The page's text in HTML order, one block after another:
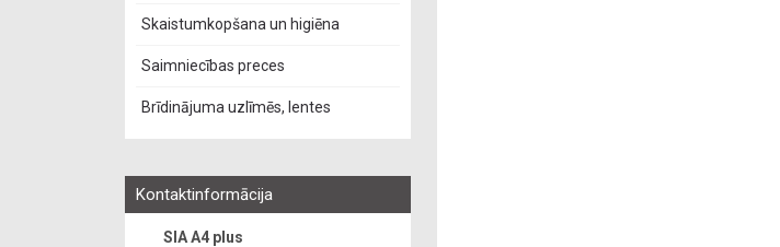
Skaistumkopšana un higiēna
Saimniecības preces
Brīdinājuma uzlīmēs, lentes
Kontaktinformācija
SIA A4 plus